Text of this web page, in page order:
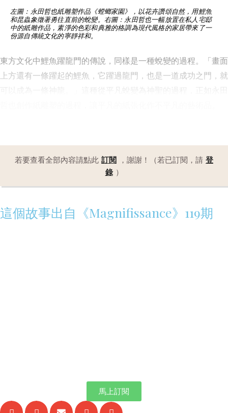
左圖：永田哲也紙雕塑作品《螳螂家園》，以花卉讚頌自然，用鯉魚
和昆蟲象徵著勇往直前的蛻變。右圖：永田哲也一幅放置在私人宅邸
中的紙雕作品，素淨的色彩和典雅的格調為現代風格的家居帶來了一
份源自傳統文化的寧靜祥和。
東方文化中鯉魚躍龍門的傳說，同樣是一種蛻變的過程。「畫面
上方還有一條躍起的鯉魚，它躍過龍門，也是一道成功之門，就
可以成為一條神龍。」這種從平凡蛻變為神聖的過程，正如永田
若要查看全部內容請點此 訂閱 ，謝謝！（若已訂閱，請 登
錄 ）
這個故事出自《Magnifissance》119期
馬上訂閱